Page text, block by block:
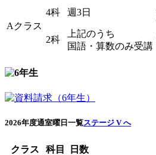
Aクラス
4科 週3日
2科
上記のうち
国語・算数のみ受講
2026年度通室曜日一覧ステージ V へ
クラス 科目 日数